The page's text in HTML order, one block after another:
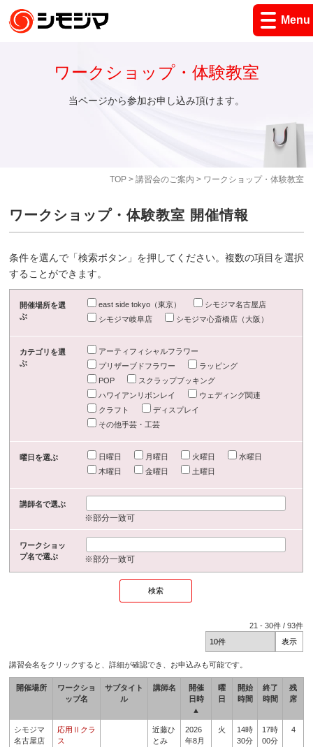
Menu
TOP> 講習会のご案内 > ワークショップ・体験教室
ワークショップ・体験教室
当ページから参加お申し込み頂けます。
ワークショップ・体験教室 開催情報
条件を選んで「検索ボタン」を押してください。複数の項目を選択
することができます。
開催場所を選
ぶ
east side tokyo（東京）
シモジマ名古屋店
シモジマ岐阜店
シモジマ心斎橋店（大阪）
カテゴリを選
ぶ
アーティフィシャルフラワー
プリザーブドフラワー
ラッピング
POP
スクラップブッキング
ハワイアンリボンレイ
ウェディング関連
クラフト
ディスプレイ
その他手芸・工芸
曜日を選ぶ 日曜日 月曜日 火曜日
水曜日
木曜日
金曜日 土曜日
講師名で選ぶ
※部分一致可
ワークショッ
プ名で選ぶ
※部分一致可
21 -30件 /93件
講習会名をクリックすると、詳細が確認でき、お申込みも可能です。
開催場所
ワークショ
ップ名
サブタイト
ル
講師名
開催
日時
▲
曜
日
開始
時間
終了
時間
残
席
シモジマ
名古屋店
応用Ⅱクラ
ス
近藤ひ
とみ
2026
年8月
火
14時
30分
17時
00分
4